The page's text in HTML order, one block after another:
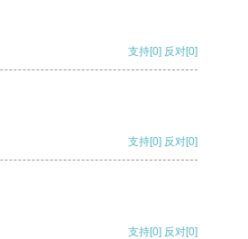
支持[0] 反对[0]
支持[0] 反对[0]
支持[0] 反对[0]